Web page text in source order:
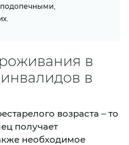
подопечными,
в
в
возраста – то
получает
необходимое